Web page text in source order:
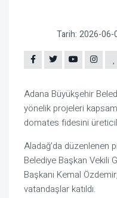
Tarih: 2026-06-
Adana Büyükşehir
yönelik projeleri
domates fidesini
Aladağ’da düzenlenen
Belediye Başkan Vekili
Başkanı Kemal
vatandaşlar katıldı.